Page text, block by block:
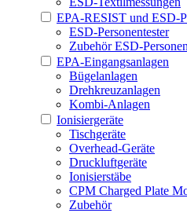
EPA-RESIST und ESD-
ESD-Personentester
Zubehör ESD-
EPA-Eingangsanlagen
Bügelanlagen
Drehkreuzanlagen
Kombi-Anlagen
Ionisiergeräte
Tischgeräte
Overhead-Geräte
Druckluftgeräte
Ionisierstäbe
CPM Charged Plate
Zubehör